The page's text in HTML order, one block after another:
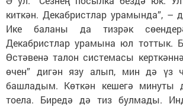
киткән. Декабристлар урамында”, –
Ике баланы да тиз­рәк
Декабристлар урамына юл тоттык.
Өстәвенә талон системасы
өчен” дигән язу алып, мин дә үз
башладым. Көткән кешегә минуты
тоела. Биредә дә тиз булмады.